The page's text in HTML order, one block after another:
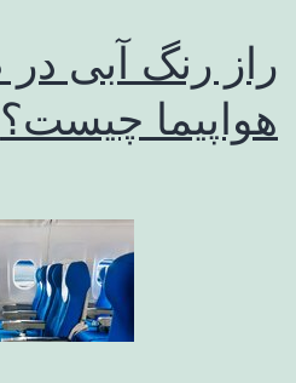
راز رنگ آبی
هواپیما چیست؟